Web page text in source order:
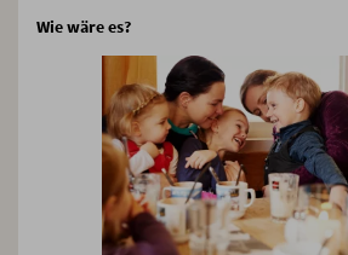
Wie wäre es?